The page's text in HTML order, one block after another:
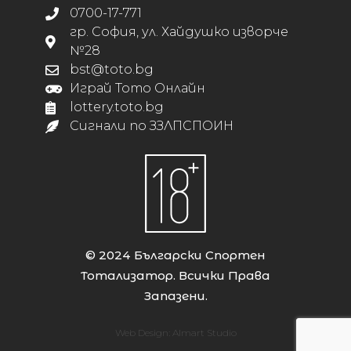
0700-17-771
гр. София, ул. Хайдушко изворче
№28
bst@toto.bg
Играй Тото Онлайн
lottery.toto.bg
Сигнали по ЗЗЛПСПОИН
© 2024 Български Спортен
Тотализатор. Всички Права
Запазени.
Web Design: Almart Studio